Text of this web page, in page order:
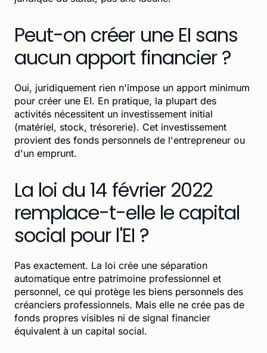
Peut-on créer une EI sans
aucun apport financier ?
Oui, juridiquement rien n'impose un apport minimum
pour créer une EI. En pratique, la plupart des
activités nécessitent un investissement initial
(matériel, stock, trésorerie). Cet investissement
provient des fonds personnels de l'entrepreneur ou
d'un emprunt.
La loi du 14 février 2022
remplace-t-elle le capital
social pour l'EI ?
Pas exactement. La loi crée une séparation
automatique entre patrimoine professionnel et
personnel, ce qui protège les biens personnels des
créanciers professionnels. Mais elle ne crée pas de
fonds propres visibles ni de signal financier
équivalent à un capital social.